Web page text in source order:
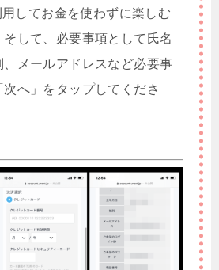
してお金を使わずに楽しむ
して、必要事項として氏名
メールアドレスなど必要事
へ」をタップしてくださ